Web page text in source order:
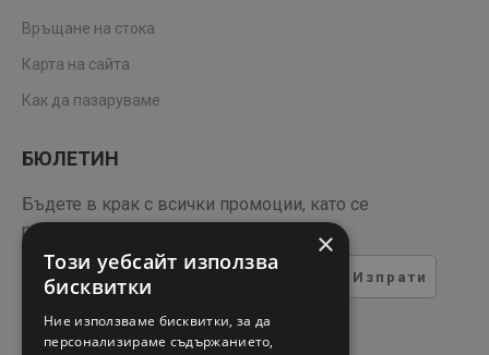
Връщане на стока
Карта на сайта
Как да пазаруваме
БЮЛЕТИН
Бъдете в крак с всички промоции, като се
регистрирате за нашия бюлетин
Изпрати
ТЕСТ ЗА СИГУРНОСТ
×
Този уебсайт използва
бисквитки
Ние използваме бисквитки, за да
персонализираме съдържанието,